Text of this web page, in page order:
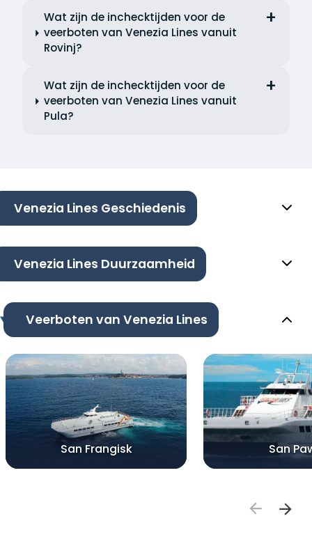
Wat zijn de inchecktijden voor de
veerboten van Venezia Lines vanuit
Rovinj?
Wat zijn de inchecktijden voor de
veerboten van Venezia Lines vanuit
Pula?
Venezia Lines Geschiedenis
Venezia Lines Duurzaamheid
Veerboten van Venezia Lines
San Frangisk San